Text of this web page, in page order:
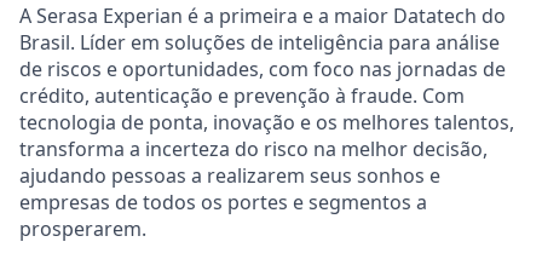
A Serasa Experian é a primeira e a maior Datatech do
Brasil. Líder em soluções de inteligência para análise
de riscos e oportunidades, com foco nas jornadas de
crédito, autenticação e prevenção à fraude. Com
tecnologia de ponta, inovação e os melhores talentos,
transforma a incerteza do risco na melhor decisão,
ajudando pessoas a realizarem seus sonhos e
empresas de todos os portes e segmentos a
prosperarem.